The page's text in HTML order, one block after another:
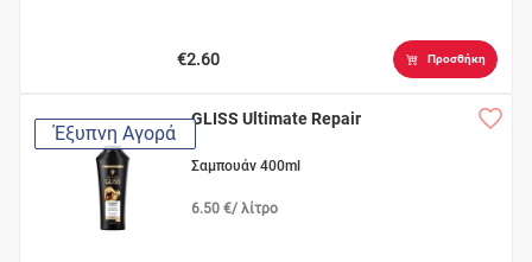
€2.60 Προσθήκη
Έξυπνη Αγορά
GLISS Ultimate Repair
Σαμπουάν 400ml
6.50 €/ λίτρο